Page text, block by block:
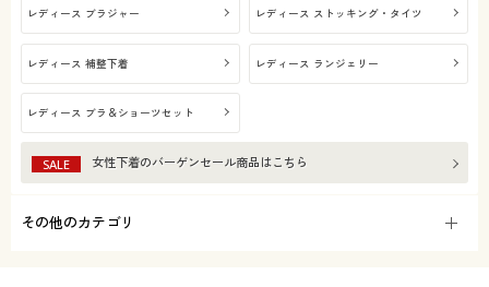
レディース ブラジャー レディース ストッキング・タイツ
レディース 補整下着 レディース ランジェリー
レディース ブラ＆ショーツセット
SALE 女性下着のバーゲンセール商品はこちら
その他のカテゴリ